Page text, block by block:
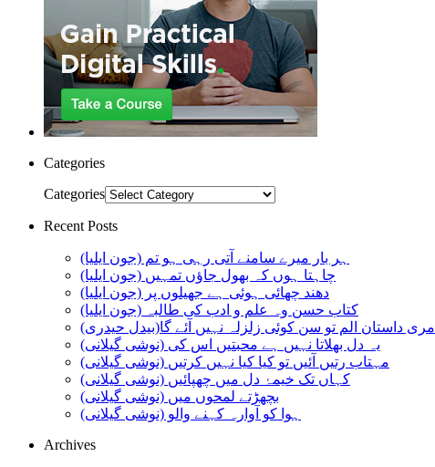
Categories
Categories
Recent Posts
ہر بار میرے سامنے آتی رہی ہو تم (جون ایلیا)
چاہتا ہوں کہ بھول جاؤں تمہیں (جون ایلیا)
دھند چھائی ہوئی ہے جھیلوں پر (جون ایلیا)
کتاب حسن وہ علم و ادب کی طالبہ (جون ایلیا)
مری داستان الم تو سن کوئی زلزلہ نہیں آئے گا(بیدل حیدری)
یہ دل بھلاتا نہیں ہے محبتیں اس کی (نوشی گیلانی)
مہتاب رتیں آئیں تو کیا کیا نہیں کرتیں (نوشی گیلانی)
کہاں تک خیمۂ دل میں چھپائیں (نوشی گیلانی)
بچھڑتے لمحوں میں (نوشی گیلانی)
ہوا کو آوارہ کہنے والو (نوشی گیلانی)
Archives